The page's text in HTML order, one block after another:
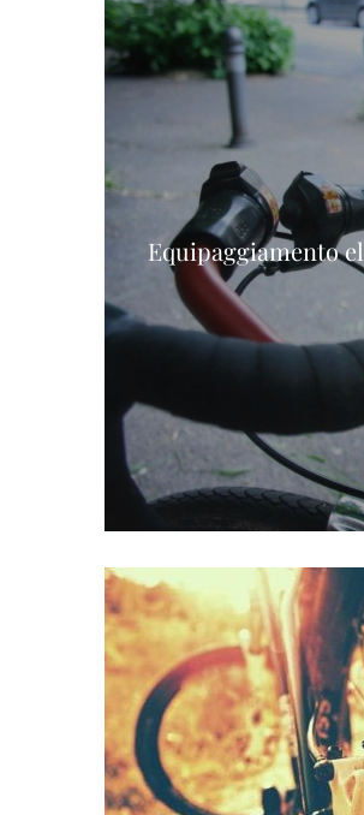
Equipaggiamento